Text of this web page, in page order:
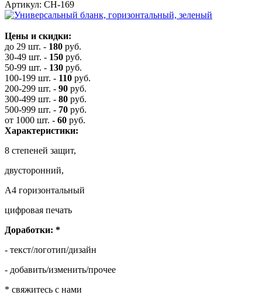
Артикул: СН-169
Цены и скидки:
до 29 шт. - 180 руб.
30-49 шт. - 150 руб.
50-99 шт. - 130 руб.
100-199 шт. - 110 руб.
200-299 шт. - 90 руб.
300-499 шт. - 80 руб.
500-999 шт. - 70 руб.
от 1000 шт. - 60 руб.
Характеристики:
8 степеней защит,
двусторонний,
А4 горизонтальный
цифровая печать
Доработки: *
- текст/логотип/дизайн
- добавить/изменить/прочее
* свяжитесь с нами